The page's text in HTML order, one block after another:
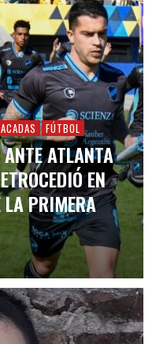
FÚTBOL
ATLANTA
EN
LA PRIMERA